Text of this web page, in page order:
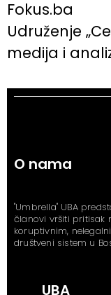
Fokus.ba
Udruženje
medija i
O nama
"Umbrella" UBA
članovi vršiti pritisak
koruptivnim,
društveni sistem u
UBA